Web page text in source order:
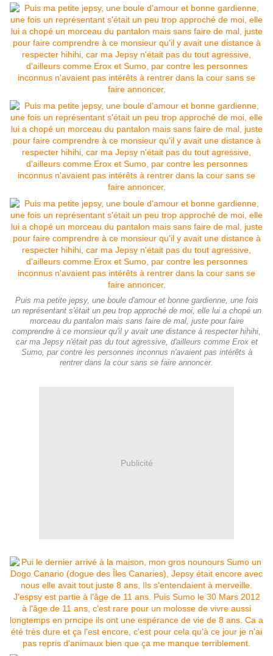
Puis ma petite jepsy, une boule d'amour et bonne gardienne, une fois
un représentant s'était un peu trop approché de moi, elle lui a chopé un
morceau du pantalon mais sans faire de mal, juste pour faire
comprendre à ce monsieur qu'il y avait une distance à respecter hihihi,
car ma Jepsy n'était pas du tout agressive, d'ailleurs comme Erox et
Sumo, par contre les personnes inconnus n'avaient pas intérêts à
rentrer dans la cour sans se faire annoncer.
Publicité